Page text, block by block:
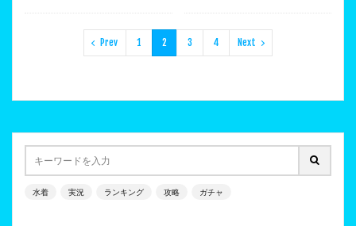
Prev 1 2 3 4 Next
水着 実況 ランキング 攻略 ガチャ